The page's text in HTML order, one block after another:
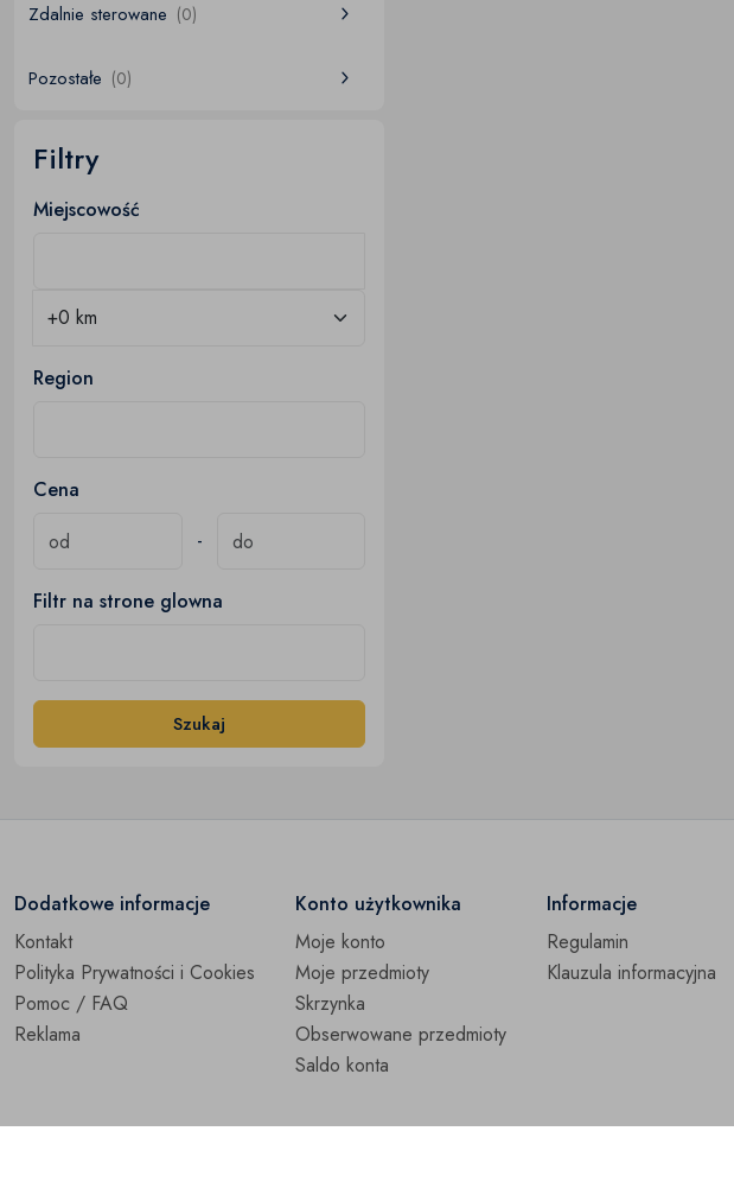
Zdalnie sterowane (0)
Pozostałe (0)
Filtry
Miejscowość
Region
Cena
-
Filtr na strone glowna
Szukaj
Dodatkowe informacje
Kontakt
Polityka Prywatności i Cookies
Pomoc / FAQ
Reklama
Konto użytkownika
Moje konto
Moje przedmioty
Skrzynka
Obserwowane przedmioty
Saldo konta
Informacje
Regulamin
Klauzula informacyjna